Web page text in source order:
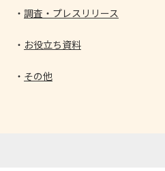
調査・プレスリリース
お役立ち資料
その他